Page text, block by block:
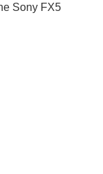
Sony FX5